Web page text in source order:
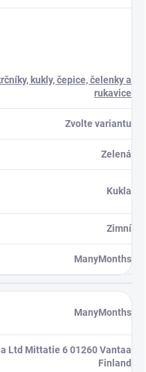
kukly, čepice, čelenky a
rukavice
Zvolte variantu
Zelená
Kukla
Zimní
ManyMonths
ManyMonths
Ltd Mittatie 6 01260 Vantaa
Finland